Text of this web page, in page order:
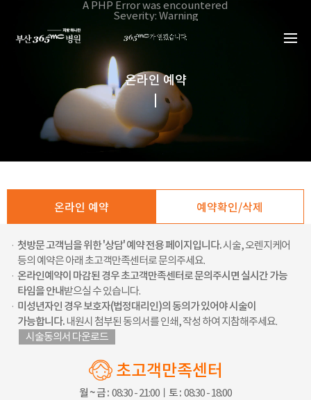
A PHP Error was encountered
Severity: Warning
Message: Invalid argument supplied for foreach()
Filename: _inc/header_body.php
File:
/home/suction/public_html/application/views/mobile/
Line: 34
Function: _error_handler
File:
/home/suction/public_html/application/views/mobile/
Line: 401
Function: include
/home/suction/public_html/application/core/
File:
/home/suction/public_html/application/controllers/
Function: view_print
Line: 327
Function: require_once
온라인 예약
온라인 예약 예약확인/삭제
· 첫방문 고객님을 위한 '상담' 예약 전용 페이지입니다.시술, 오렌지케어
등의 예약은 아래 초고객만족센터로 문의주세요.
· 온라인예약이 마감된 경우 초고객만족센터로 문의주시면 실시간 가능
타임을 안내받으실 수 있습니다.
· 미성년자인 경우 보호자(법정대리인)의 동의가 있어야 시술이
가능합니다. 내원시 첨부된 동의서를 인쇄, 작성 하여 지참해주세요.
시술동의서 다운로드
초고객만족센터
월 ~ 금 : 08:30 - 21:00ㅣ 토 : 08:30 - 18:00